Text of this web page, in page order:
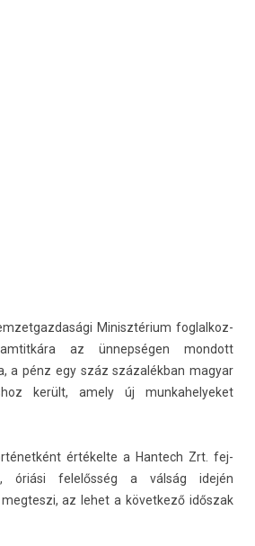
Minisztérium fog­lalkoz­
az ünnepségen mon­dott
a pénz egy száz százalékban magyar
került, amely új mun­kahelyeket
értékelte a Han­tech Zrt. fej­
óriási felelősség a válság idején
az lehet a követ­kező időszak